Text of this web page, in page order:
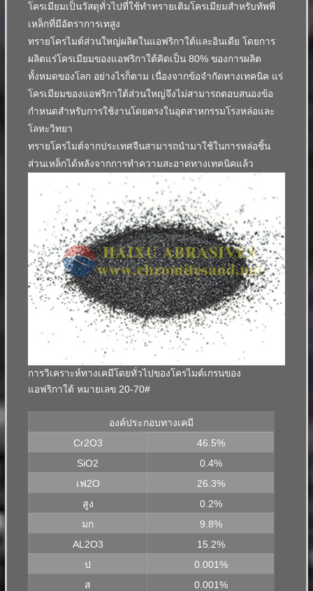
โครเมียมเป็นวัสดุทั่วไปที่ใช้ทำทรายเติมโครเมียมสำหรับทัพพี
เหล็กที่มีอัตราการเทสูง
ทรายโครไมต์ส่วนใหญ่ผลิตในแอฟริกาใต้และอินเดีย โดยการ
ผลิตแร่โครเมียมของแอฟริกาใต้คิดเป็น 80% ของการผลิต
ทั้งหมดของโลก อย่างไรก็ตาม เนื่องจากข้อจำกัดทางเทคนิค แร่
โครเมียมของแอฟริกาใต้ส่วนใหญ่จึงไม่สามารถตอบสนองข้อ
กำหนดสำหรับการใช้งานโดยตรงในอุตสาหกรรมโรงหล่อและ
โลหะวิทยา
ทรายโครไมต์จากประเทศจีนสามารถนำมาใช้ในการหล่อชิ้น
ส่วนเหล็กได้หลังจากการทำความสะอาดทางเทคนิคแล้ว
การวิเคราะห์ทางเคมีโดยทั่วไปของโครไมต์เกรนของ
แอฟริกาใต้ หมายเลข 20-70#
องค์ประกอบทางเคมี
Cr2O3
46.5%
SiO2
0.4%
เฟ2O
26.3%
สูง
0.2%
มก
9.8%
AL2O3
15.2%
ป
0.001%
ส
0.001%